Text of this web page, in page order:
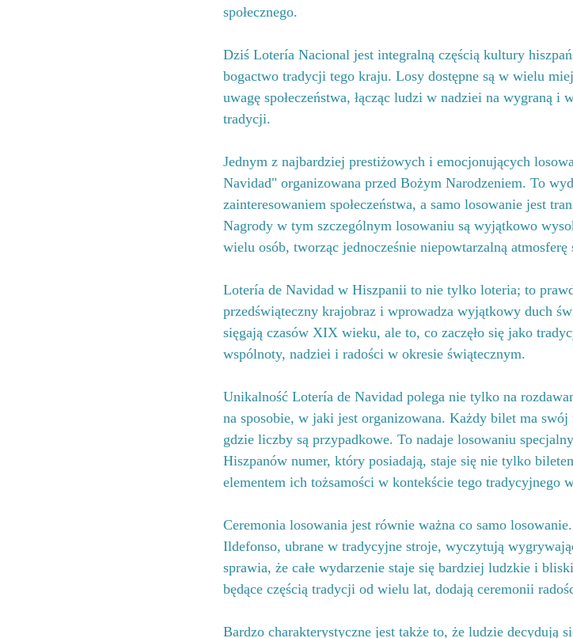
społecznego.
Dziś Lotería Nacional jest integralną częścią kultury
bogactwo tradycji tego kraju. Losy dostępne są w wielu
uwagę społeczeństwa, łącząc ludzi w nadziei na wygraną
tradycji.
Jednym z najbardziej prestiżowych i emocjonujących
Navidad" organizowana przed Bożym Narodzeniem. To
zainteresowaniem społeczeństwa, a samo losowanie jest
Nagrody w tym szczególnym losowaniu są wyjątkowo
wielu osób, tworząc jednocześnie niepowtarzalną atmosferę
Lotería de Navidad w Hiszpanii to nie tylko loteria; to
przedświąteczny krajobraz i wprowadza wyjątkowy duch
sięgają czasów XIX wieku, ale to, co zaczęło się jako
wspólnoty, nadziei i radości w okresie świątecznym.
Unikalność Lotería de Navidad polega nie tylko na
na sposobie, w jaki jest organizowana. Każdy bilet ma
gdzie liczby są przypadkowe. To nadaje losowaniu
Hiszpanów numer, który posiadają, staje się nie tylko
elementem ich tożsamości w kontekście tego tradycyjnego
Ceremonia losowania jest równie ważna co samo
Ildefonso, ubrane w tradycyjne stroje, wyczytują
sprawia, że całe wydarzenie staje się bardziej ludzkie i
będące częścią tradycji od wielu lat, dodają ceremonii
Bardzo charakterystyczne jest także to, że ludzie decydują